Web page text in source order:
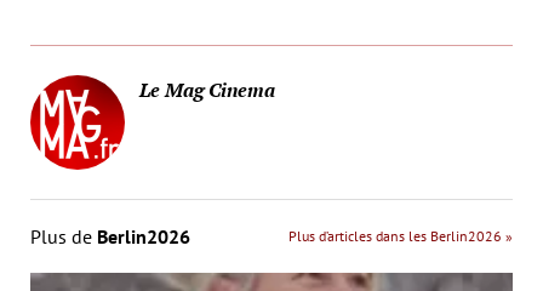
Le Mag Cinema
Plus de Berlin2026 Plus d’articles dans les Berlin2026 »